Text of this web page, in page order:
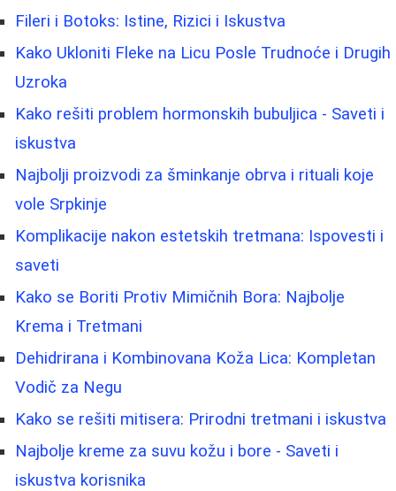
Fileri i Botoks: Istine, Rizici i Iskustva
Kako Ukloniti Fleke na Licu Posle Trudnoće i Drugih
Uzroka
Kako rešiti problem hormonskih bubuljica - Saveti i
iskustva
Najbolji proizvodi za šminkanje obrva i rituali koje
vole Srpkinje
Komplikacije nakon estetskih tretmana: Ispovesti i
saveti
Kako se Boriti Protiv Mimičnih Bora: Najbolje
Krema i Tretmani
Dehidrirana i Kombinovana Koža Lica: Kompletan
Vodič za Negu
Kako se rešiti mitisera: Prirodni tretmani i iskustva
Najbolje kreme za suvu kožu i bore - Saveti i
iskustva korisnika